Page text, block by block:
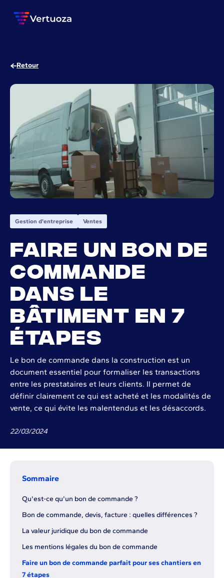
Retour
Gestion d'entreprise Ventes
Faire un bon de
commande
dans le
bâtiment en 7
étapes
Le bon de commande dans la construction est un
document essentiel pour formaliser les transactions
entre les prestataires et leurs clients. Il permet de
définir clairement ce qui est acheté et les modalités de
vente, ce qui évite les malentendus et les désaccords.
22/03/2024
Sommaire
Qu'est-ce qu'un bon de commande ?
Bon de commande, devis, facture : quelles différences ?
La valeur juridique du bon de commande
Les mentions légales du bon de commande
Faire un bon de commande parfait pour ses chantiers en
7 étapes